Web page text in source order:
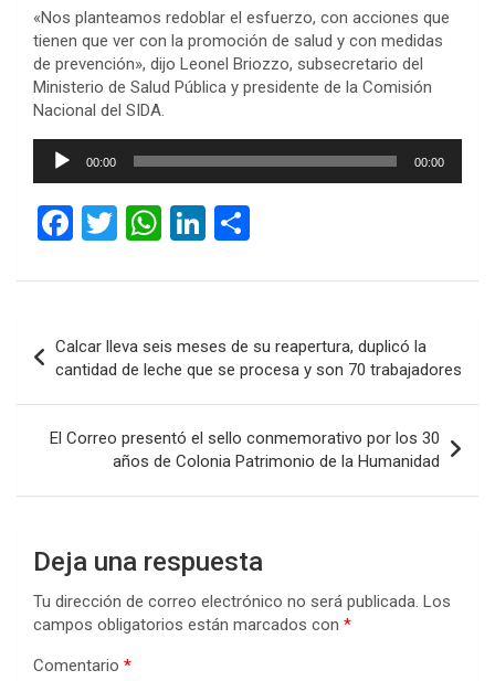
«Nos planteamos redoblar el esfuerzo, con acciones que
tienen que ver con la promoción de salud y con medidas
de prevención», dijo Leonel Briozzo, subsecretario del
Ministerio de Salud Pública y presidente de la Comisión
Nacional del SIDA.
Reproductor
00:00 00:00
F
ce
b
o
o
k
T
tt
W
at
s
A
p
p
Li
ke
n
m
ar
tir
de
entradas
Calcar lleva seis meses de su reapertura, duplicó la
cantidad de leche que se procesa y son 70 trabajadores
El Correo presentó el sello conmemorativo por los 30
años de Colonia Patrimonio de la Humanidad
Deja una respuesta
Tu dirección de correo electrónico no será publicada. Los
campos obligatorios están marcados con *
Comentario *